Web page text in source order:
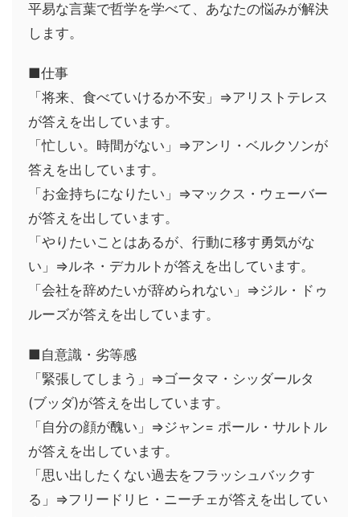
平易な言葉で哲学を学べて、あなたの悩みが解決
します。
■仕事
「将来、食べていけるか不安」⇒アリストテレス
が答えを出しています。
「忙しい。時間がない」⇒アンリ・ベルクソンが
答えを出しています。
「お金持ちになりたい」⇒マックス・ウェーバー
が答えを出しています。
「やりたいことはあるが、行動に移す勇気がな
い」⇒ルネ・デカルトが答えを出しています。
「会社を辞めたいが辞められない」⇒ジル・ドゥ
ルーズが答えを出しています。
■自意識・劣等感
「緊張してしまう」⇒ゴータマ・シッダールタ
(ブッダ)が答えを出しています。
「自分の顔が醜い」⇒ジャン= ポール・サルトル
が答えを出しています。
「思い出したくない過去をフラッシュバックす
る」⇒フリードリヒ・ニーチェが答えを出してい